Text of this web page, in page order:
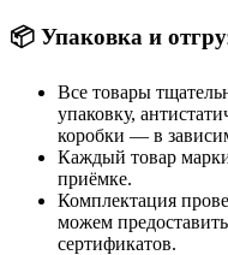
📦 Упаковка и
Все товары
упаковку,
коробки — в
Каждый товар
приёмке.
Комплектация
можем
сертификатов.